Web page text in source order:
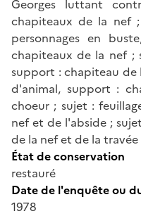
Georges luttant
chapiteaux de la nef
personnages en
chapiteaux de la nef ;
support : chapiteau de
d'animal, support :
choeur ; sujet :
nef et de l'abside ;
de la nef et de la
État de conservation
restauré
Date de l'enquête ou
1978